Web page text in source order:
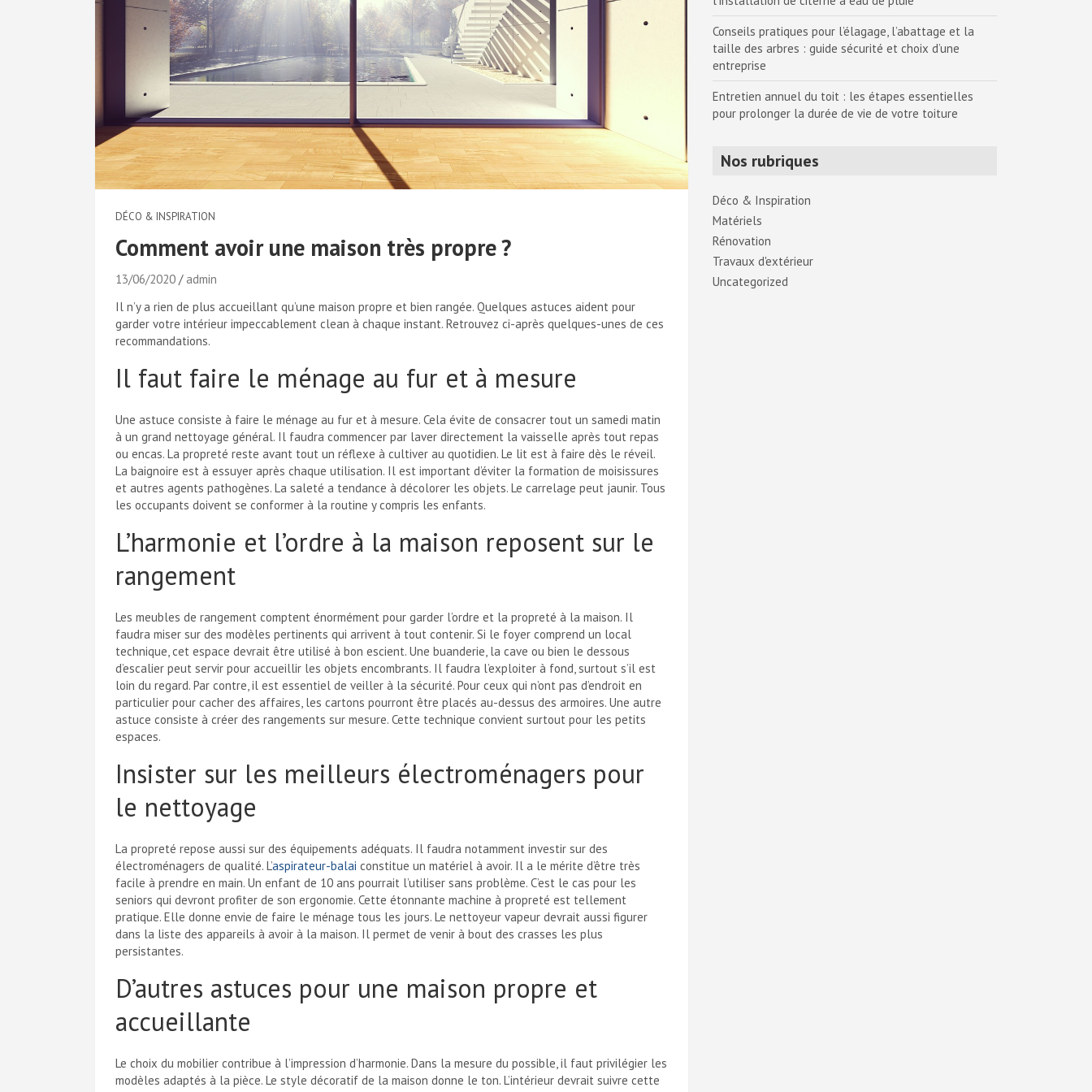
DÉCO & INSPIRATION
Comment avoir une maison très propre ?
13/06/2020
admin
Il n’y a rien de plus accueillant qu’une maison propre et bien rangée. Quelques astuces aident pour
garder votre intérieur impeccablement clean à chaque instant. Retrouvez ci-après quelques-unes de ces
recommandations.
Il faut faire le ménage au fur et à mesure
Une astuce consiste à faire le ménage au fur et à mesure. Cela évite de consacrer tout un samedi matin
à un grand nettoyage général. Il faudra commencer par laver directement la vaisselle après tout repas
ou encas. La propreté reste avant tout un réflexe à cultiver au quotidien. Le lit est à faire dès le réveil.
La baignoire est à essuyer après chaque utilisation. Il est important d’éviter la formation de moisissures
et autres agents pathogènes. La saleté a tendance à décolorer les objets. Le carrelage peut jaunir. Tous
les occupants doivent se conformer à la routine y compris les enfants.
L’harmonie et l’ordre à la maison reposent sur le
rangement
Les meubles de rangement comptent énormément pour garder l’ordre et la propreté à la maison. Il
faudra miser sur des modèles pertinents qui arrivent à tout contenir. Si le foyer comprend un local
technique, cet espace devrait être utilisé à bon escient. Une buanderie, la cave ou bien le dessous
d’escalier peut servir pour accueillir les objets encombrants. Il faudra l’exploiter à fond, surtout s’il est
loin du regard. Par contre, il est essentiel de veiller à la sécurité. Pour ceux qui n’ont pas d’endroit en
particulier pour cacher des affaires, les cartons pourront être placés au-dessus des armoires. Une autre
astuce consiste à créer des rangements sur mesure. Cette technique convient surtout pour les petits
espaces.
Insister sur les meilleurs électroménagers pour
le nettoyage
La propreté repose aussi sur des équipements adéquats. Il faudra notamment investir sur des
électroménagers de qualité. L’aspirateur-balai constitue un matériel à avoir. Il a le mérite d’être très
facile à prendre en main. Un enfant de 10 ans pourrait l’utiliser sans problème. C’est le cas pour les
seniors qui devront profiter de son ergonomie. Cette étonnante machine à propreté est tellement
pratique. Elle donne envie de faire le ménage tous les jours. Le nettoyeur vapeur devrait aussi figurer
dans la liste des appareils à avoir à la maison. Il permet de venir à bout des crasses les plus
persistantes.
D’autres astuces pour une maison propre et
accueillante
Le choix du mobilier contribue à l’impression d’harmonie. Dans la mesure du possible, il faut privilégier les
modèles adaptés à la pièce. Le style décoratif de la maison donne le ton. L’intérieur devrait suivre cette
Conseils pratiques pour l’élagage, l’abattage et la
taille des arbres : guide sécurité et choix d’une
entreprise
Entretien annuel du toit : les étapes essentielles
pour prolonger la durée de vie de votre toiture
Nos rubriques
Déco & Inspiration
Matériels
Rénovation
Travaux d'extérieur
Uncategorized